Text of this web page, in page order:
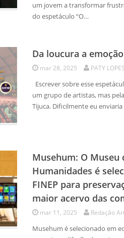
um jovem a transformar
do espetáculo “O…
Da loucura a emoção
mar 28, 2025 PATY LOPES
Escrever sobre esse
um grupo de artistas, mas
Tijuca. Dificilmente eu
Musehum: O Museu
Humanidades é
FINEP para
maior acervo das
mar 11, 2025 Redação
Musehum é selecionado em